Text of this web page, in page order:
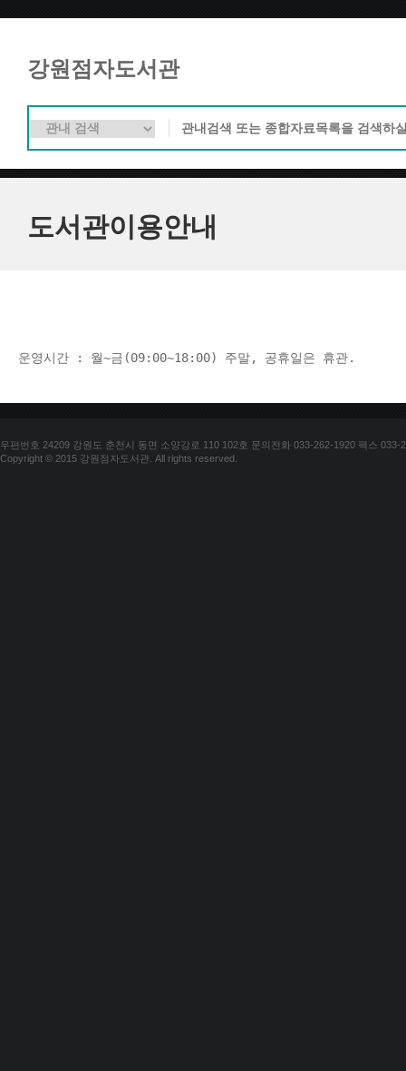
강원점자도서관
도서관이용안내
운영시간 : 월~금(09:00~18:00) 주말, 공휴일은 휴관.
우편번호 24209 강원도 춘천시 동면 소양강로 110 102호 문의전화 033-262-1920 팩스 033-
Copyright © 2015 강원점자도서관. All rights reserved.